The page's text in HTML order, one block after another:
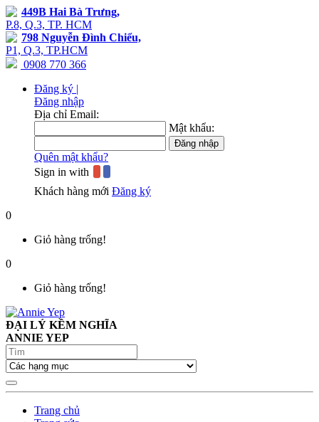
449B Hai Bà Trưng,
P.8, Q.3, TP. HCM
798 Nguyễn Đình Chiểu,
P1, Q.3, TP.HCM
0908 770 366
Đăng ký |
Đăng nhập
Địa chỉ Email:
Mật khẩu:
Quên mật khẩu?
Sign in with
Khách hàng mới Đăng ký
0
Giỏ hàng trống!
0
Giỏ hàng trống!
ĐẠI LÝ KỀM NGHĨA
ANNIE YEP
Trang chủ